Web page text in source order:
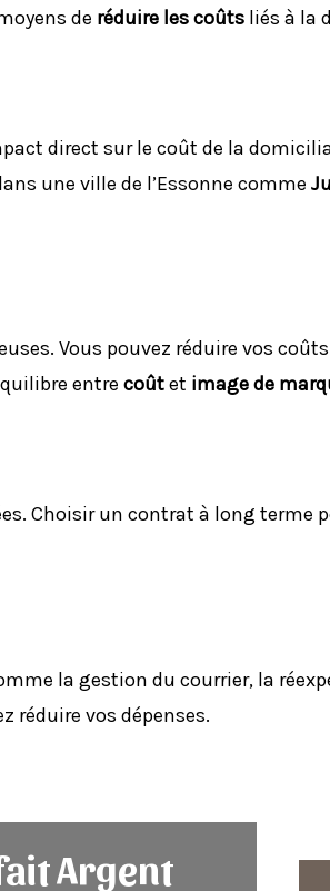
de réduire les coûts liés à la
direct sur le coût de la
une ville de l’Essonne comme
Vous pouvez réduire vos
entre coûtet image de
Choisir un contrat à long terme
la gestion du courrier, la
réduire vos dépenses.
Argent